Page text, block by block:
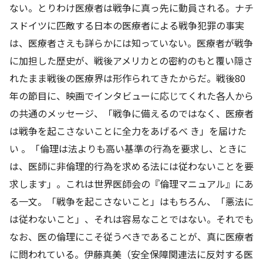
ない。とりわけ医療者は戦争に真っ先に動員される。ナチ
スドイツに匹敵する日本の医療者による戦争犯罪の事実
は、医療者さえも詳らかには知っていない。医療者が戦争
に加担した歴史が、戦後アメリカとの密約のもと覆い隠さ
れたまま戦後の医療界は形作られてきたからだ。戦後80
年の節目に、映画でインタビューに応じてくれた各人から
の共通のメッセージ、「戦争に備えるのではなく、医療者
は戦争を起こさないことに全力をあげるべ き」を届けた
い 。「倫理は法よりも高い基準の行為を要求し、ときに
は、医師に非倫理的行為を求める法には従わないことを要
求します」。これは世界医師会の『倫理マニュアル』にあ
る一文。「戦争を起こさないこと」はもちろん、「悪法に
は従わないこと」、それは容易なことではない。それでも
なお、医の倫理にこそ従うべきであることが、真に医療者
に問われている。伊藤真美（安全保障関連法に反対する医